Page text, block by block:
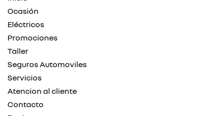
Ocasión
Eléctricos
Promociones
Taller
Seguros Automoviles
Servicios
Atencion al cliente
Contacto